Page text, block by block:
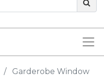
Garderobe Window